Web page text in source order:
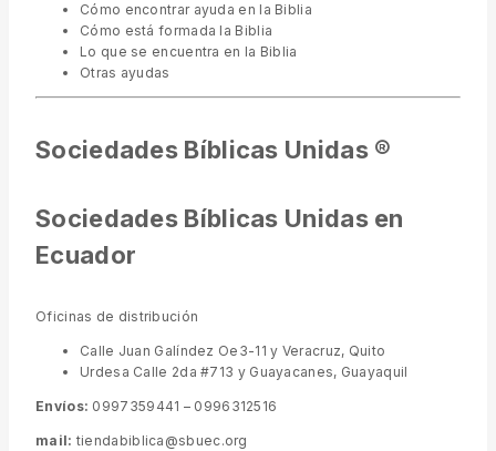
Cómo encontrar ayuda en la Biblia
Cómo está formada la Biblia
Lo que se encuentra en la Biblia
Otras ayudas
Sociedades Bíblicas Unidas ®
Sociedades Bíblicas Unidas en
Ecuador
Oficinas de distribución
Calle Juan Galíndez Oe3-11 y Veracruz, Quito
Urdesa Calle 2da #713 y Guayacanes, Guayaquil
Envíos: 0997359441 – 0996312516
mail: tiendabiblica@sbuec.org